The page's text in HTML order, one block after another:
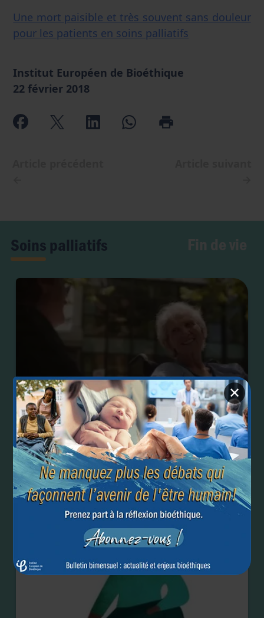
Une mort paisible et très souvent sans douleur
pour les patients en soins palliatifs
Institut Européen de Bioéthique
22 février 2018
✕
Soins palliatifs Fin de vie
Comment augmenter l'offre palliative dans un pays
qui autorise l'euthanasie ?